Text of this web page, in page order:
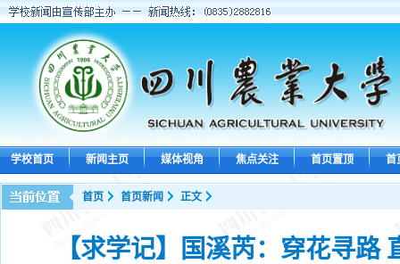
学校首页 新闻主页 媒体视角 焦点关注 首页置顶 首
首页 首页新闻 正文
【求学记】国溪芮：穿花寻路